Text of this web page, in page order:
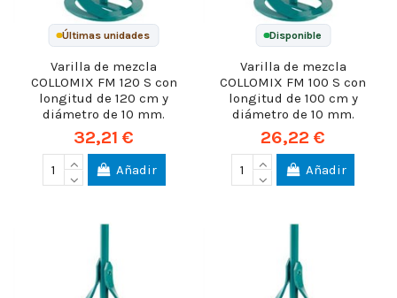
Últimas unidades
Varilla de mezcla
COLLOMIX FM 120 S con
longitud de 120 cm y
diámetro de 10 mm.
32,21 €
Añadir
Disponible
Varilla de mezcla
COLLOMIX FM 100 S con
longitud de 100 cm y
diámetro de 10 mm.
26,22 €
Añadir